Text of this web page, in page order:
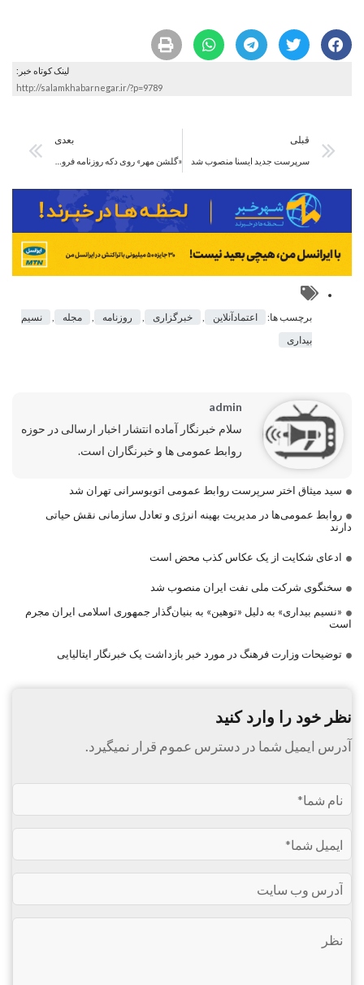
لینک کوتاه خبر:
http://salamkhabarnegar.ir/?p=9789
قبلی
سرپرست جدید ایسنا منصوب شد
بعدی
برچسب ها: اعتمادآنلاین , خبرگزاری , روزنامه , مجله ,
نسیم
بیداری
admin
سلام خبرنگار آماده انتشار اخبار ارسالی در حوزه
روابط عمومی ها و خبرنگاران است.
سید میثاق اختر سرپرست روابط عمومی اتوبوسرانی تهران شد
روابط عمومی‌ها در مدیریت بهینه انرژی و تعادل سازمانی نقش حیاتی
دارند
ادعای شکایت از یک عکاس کذب محض است
سخنگوی شرکت ملی نفت ایران منصوب شد
«نسیم بیداری» به دلیل «توهین» به بنیان‌گذار جمهوری اسلامی ایران مجرم
است
توضیحات وزارت فرهنگ در مورد خبر بازداشت یک خبرنگار ایتالیایی
نظر خود را وارد کنید
آدرس ایمیل شما در دسترس عموم قرار نمیگیرد.